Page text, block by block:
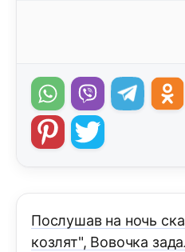
Послушав на ночь
козлят", Вовочка